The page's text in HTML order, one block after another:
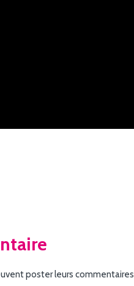
poster leurs commentaires